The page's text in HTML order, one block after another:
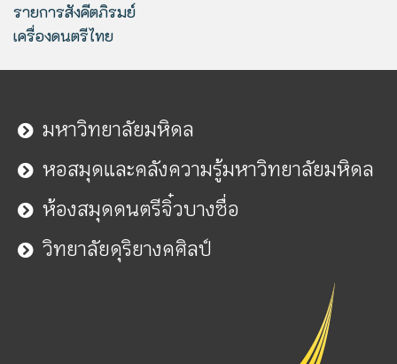
รายการสังคีตภิรมย์
เครื่องดนตรีไทย
มหาวิทยาลัยมหิดล
หอสมุดและคลังความรู้มหาวิทยาลัยมหิดล
ห้องสมุดดนตรีจิ๋วบางซื่อ
วิทยาลัยดุริยางคศิลป์